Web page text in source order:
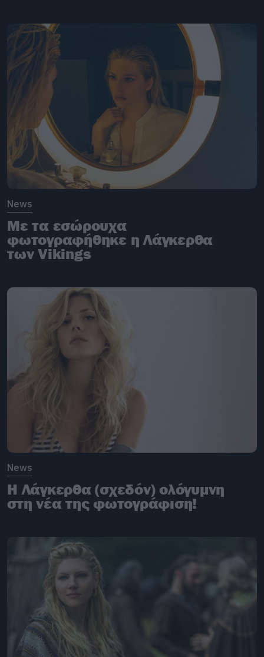
News
Με τα εσώρουχα
φωτογραφήθηκε η Λάγκερθα
των Vikings
News
H Λάγκερθα (σχεδόν) ολόγυμνη
στη νέα της φωτογράφιση!